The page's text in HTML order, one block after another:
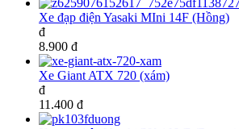
Xe đạp điện Yasaki MIni 14F (Hồng)
đ
8.900 đ
Xe Giant ATX 720 (xám)
đ
11.400 đ